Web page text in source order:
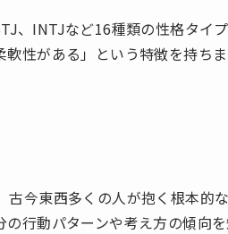
、INTJなど16種類の性格タイ
性がある」という特徴を持ちま
古今東西多くの人が抱く根本
行動パターンや考え方の傾向